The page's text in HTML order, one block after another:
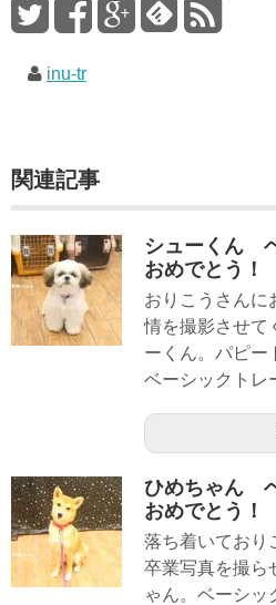
inu-tr
関連記事
シューくん
おめでとう！
おりこうさんに
情を撮影させて
ーくん。パピー
ベーシックトレ
ひめちゃん
おめでとう！
落ち着いており
卒業写真を撮ら
ゃん。ベーシッ